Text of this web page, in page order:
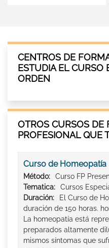
CENTROS DE
ESTUDIA EL CURSO
ORDEN
OTROS CURSOS DE
PROFESIONAL QUE
Curso de Homeopatía
Método:
Curso FP
Tematica:
Cursos
Duración:
El Curso de
duración de 150 horas.
La homeopatía está
preparados altamente
mismos síntomas que